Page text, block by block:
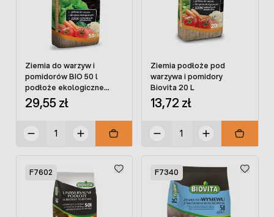
Ziemia do warzyw i
pomidorów BIO 50 l
podłoże ekologiczne
BIOVITA
29,55 zł
Ziemia podłoże pod
warzywa i pomidory
Biovita 20 L
13,72 zł
F7602 F7340